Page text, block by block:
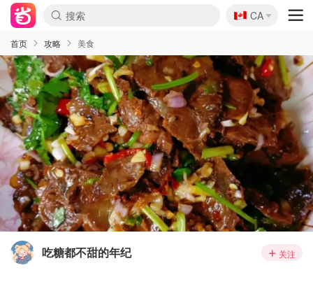
🇨🇦
CA
首页 攻略 美食
吃糖都不甜的年纪 关注